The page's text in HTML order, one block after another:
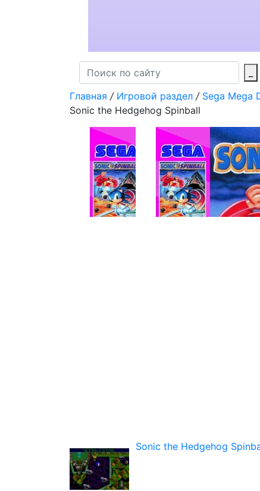
Главная / Игровой раздел / Sega Mega
Sonic the Hedgehog Spinball
Sonic the Hedgehog